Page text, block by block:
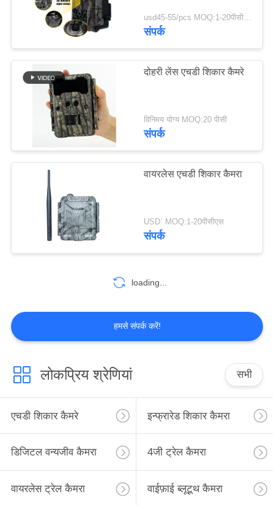
शिकार कैमरा सहायक
उपकरण
सेलुलर गेम कैमरा
वन्यजीव उद्यान कैमरा
14
जीपीएस ट्रेल कैमरा
27
संपर्क
दोहरी लेंस एचडी शिकार कैमरे
विनिमय योग्य MOQ:20 पीसी
संपर्क
वायरलेस एचडी शिकार कैमरा
USD` MOQ:1-20पीसीएस
संपर्क
loading...
हमसे संपर्क करें!
लोकप्रिय श्रेणियां सभी
एचडी शिकार कैमरे इन्फ्रारेड शिकार कैमरा
डिजिटल वन्यजीव कैमरा 4जी ट्रेल कैमरा
वायरलेस ट्रेल कैमरा वाईफ़ाई ब्लूटूथ कैमरा